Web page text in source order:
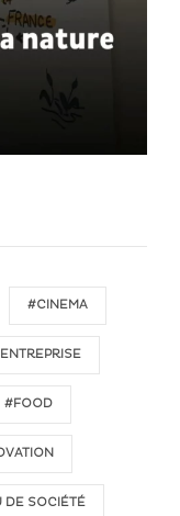
#CINEMA
#FOOD
DE SOCIÉTÉ